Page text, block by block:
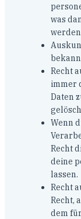
was
Recht
immer
Daten
Wenn
Recht
deine
lassen.
Recht
Recht,
dem